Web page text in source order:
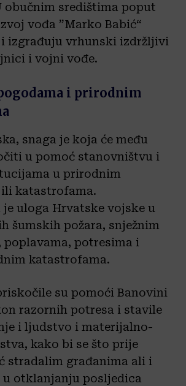
obučnim središtima poput
vođa ”Marko Babić“
i izgrađuju vrhunski izdržljivi
i vojni vođe.
i prirodnim
snaga je koja će među
u pomoć stanovništvu i
u prirodnim
katastrofama.
je uloga Hrvatske vojske u
šumskih požara, snježnim
poplavama, potresima i
katastrofama.
su pomoći Banovini
razornih potresa i stavile
i ljudstvo i materijalno-
kako bi se što prije
stradalim građanima ali i
otklanjanju posljedica